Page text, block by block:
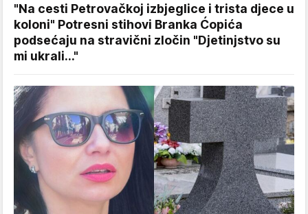
"Na cesti Petrovačkoj izbjeglice i trista djece u
koloni" Potresni stihovi Branka Ćopića
podsećaju na stravični zločin "Djetinjstvo su
mi ukrali..."